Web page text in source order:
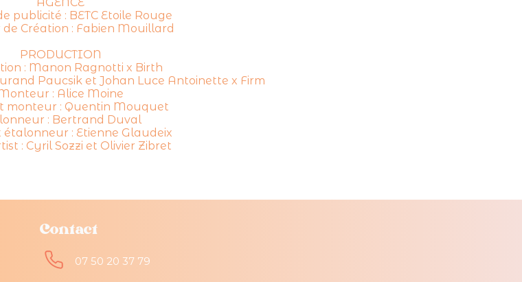
publicité : BETC Etoile Rouge
Création : Fabien Mouillard
PRODUCTION
: Manon Ragnotti x Birth
Paucsik et Johan Luce Antoinette x Firm
: Alice Moine
monteur : Quentin Mouquet
: Bertrand Duval
étalonneur : Etienne Glaudeix
: Cyril Sozzi et Olivier Zibret
Contact
07 50 20 37 79